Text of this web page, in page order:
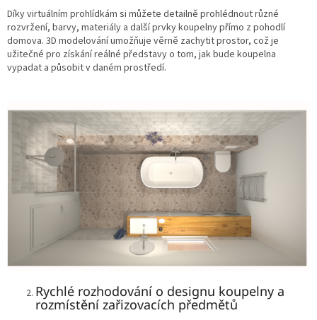
Díky virtuálním prohlídkám si můžete detailně prohlédnout různé
rozvržení, barvy, materiály a další prvky koupelny přímo z pohodlí
domova. 3D modelování umožňuje věrně zachytit prostor, což je
užitečné pro získání reálné představy o tom, jak bude koupelna
vypadat a působit v daném prostředí.
Rychlé rozhodování o designu koupelny a
rozmístění zařizovacích předmětů